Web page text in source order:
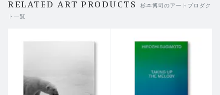
RELATED ART PRODUCTS
杉本博司のアートプロダク
ト一覧